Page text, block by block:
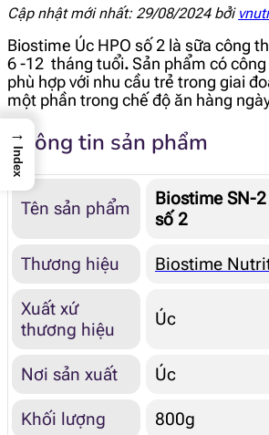
Cập nhật mới nhất: 29/08/2024 bởi
Biostime Úc HPO số 2 là sữa công
6 -12 tháng tuổi. Sản phẩm có
phù hợp với nhu cầu trẻ trong giai
một phần trong chế độ ăn hàng
Thông tin sản phẩm
Tên sản phẩm
Biostime SN-
số 2
Thương hiệu Biostime
Xuất xứ
thương hiệu
Úc
Nơi sản xuất Úc
Khối lượng 800g
→
Index